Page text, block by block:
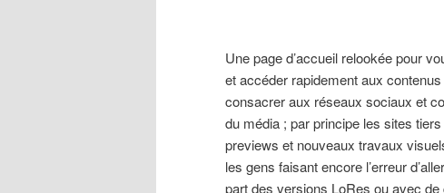
Une page d’accueil relookée pour
et accéder rapidement aux
consacrer aux réseaux sociaux et
du média ; par principe les sites
previews et nouveaux travaux
les gens faisant encore l’erreur
part des versions LoRes ou avec